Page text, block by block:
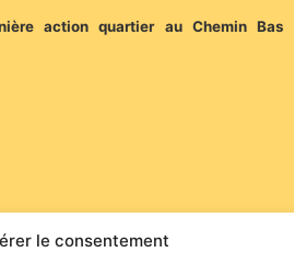
le consentement
action quartier au Chemin Bas